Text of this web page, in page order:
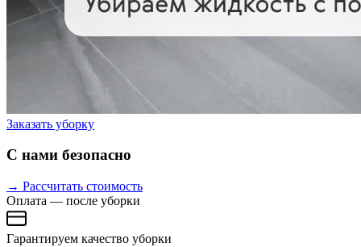
Заказать уборку
С нами безопасно
→ Рассчитать стоимость
Оплата — после уборки
Гарантируем качество уборки